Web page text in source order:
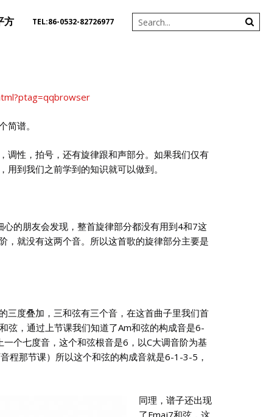
方 TEL:86-0532-82726977
简谱。
调性，拍号，还有旋律跟和声部分。如果我们仅有
到我们之前学到的知识就可以做到。
的朋友会发现，整首旋律部分都没有用到4和7这
，就没有这两个音。所以这首歌的旋律部分主要是
三度叠加，三和弦有三个音，在这首曲子里我们首
弦，通过上节课我们知道了Am和弦的构成音是6-
个七度音，这个和弦根音是6，以C大调音阶为基
程那节课）所以这个和弦的构成音就是6-1-3-5，
同理，谱子还出现
了Fmaj7和弦，这